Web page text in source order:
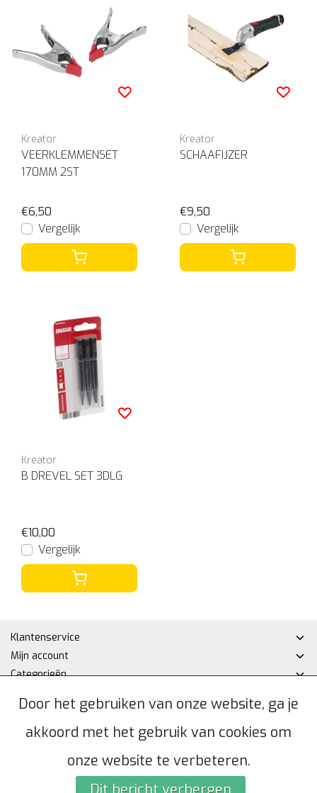
Kreator
VEERKLEMMENSET
170MM 2ST
€6,50
Vergelijk
Kreator
SCHAAFIJZER
€9,50
Vergelijk
Kreator
B DREVEL SET 3DLG
€10,00
Vergelijk
Klantenservice
Mijn account
Categorieën
© Copyright 2026 - Hakan DHZ | Realisatie InStijl Media
Door het gebruiken van onze website, ga je
akkoord met het gebruik van cookies om
onze website te verbeteren.